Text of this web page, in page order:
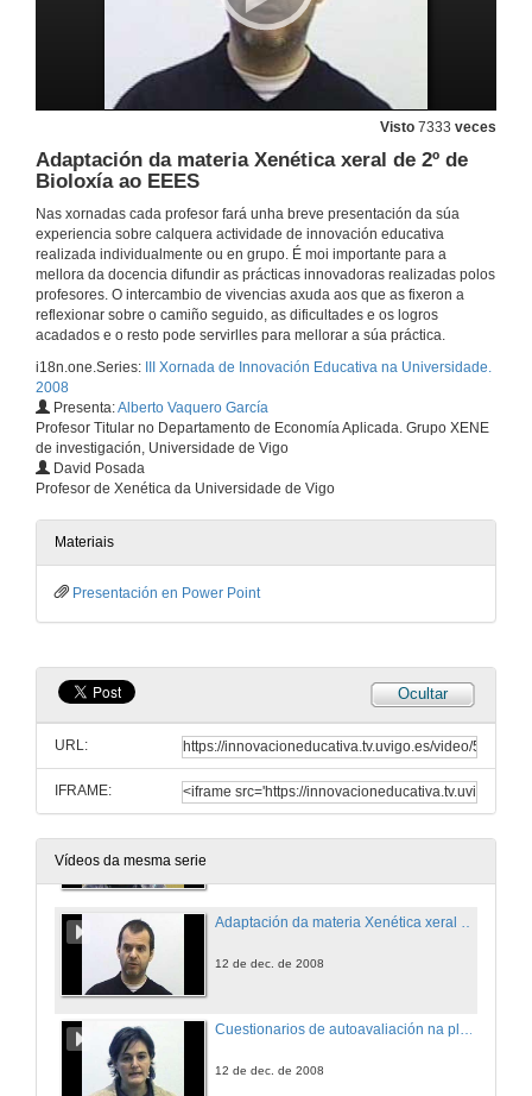
Visto 7333 veces
Adaptación da materia Xenética xeral de 2º de
Bioloxía ao EEES
Nas xornadas cada profesor fará unha breve presentación da súa
experiencia sobre calquera actividade de innovación educativa
realizada individualmente ou en grupo. É moi importante para a
mellora da docencia difundir as prácticas innovadoras realizadas polos
profesores. O intercambio de vivencias axuda aos que as fixeron a
reflexionar sobre o camiño seguido, as dificultades e os logros
acadados e o resto pode servirlles para mellorar a súa práctica.
i18n.one.Series:
III Xornada de Innovación Educativa na Universidade.
2008
Presenta:Alberto Vaquero García
Profesor Titular no Departamento de Economía Aplicada. Grupo XENE
de investigación, Universidade de Vigo
David Posada
Profesor de Xenética da Universidade de Vigo
Materiais
Presentación en Power Point
Ocultar
URL:
IFRAME:
Vídeos da mesma serie
12 de dec. de 2008
O dereito penal a traves do cine
12 de dec. de 2008
12 de dec. de 2008
Estratexias da divulgación científica utilizados como recursos didácticos no ámbito científico-tecnolóxico
12 de dec. de 2008
12 de dec. de 2008
O emprego da lista de correo electrónico da plataforma TEMA en varios cursos da Licenciatura de Filoloxía Inglesa:
Garantizando a organización de cursos mixtos e presenciais con apoio virtual.
12 de dec. de 2008
Estratexia para optimizar o traballo en grupo dos alumnos durante a elaboración dunha monografía
Adaptación da materia Xenética xeral de 2º de Bioloxía ao EEES
12 de dec. de 2008
12 de dec. de 2008